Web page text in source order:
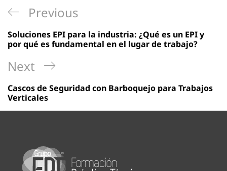
Navegación
de
entradas
Previous
Post
Previous
Soluciones EPI para la industria: ¿Qué es un EPI y
por qué es fundamental en el lugar de trabajo?
Next
Post
Next
Cascos de Seguridad con Barboquejo para Trabajos
Verticales